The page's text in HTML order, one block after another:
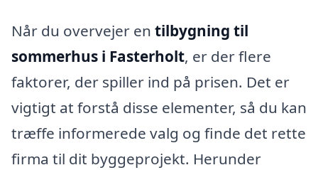
Når du overvejer en tilbygning til
sommerhus i Fasterholt, er der flere
faktorer, der spiller ind på prisen. Det er
vigtigt at forstå disse elementer, så du kan
træffe informerede valg og finde det rette
firma til dit byggeprojekt. Herunder